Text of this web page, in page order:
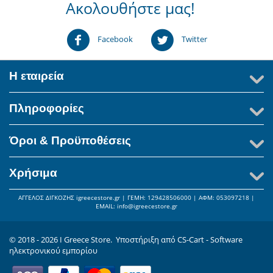
Ακολουθήστε μας!
Facebook Twitter
Η εταιρεία
Πληροφορίες
Όροι & Προϋποθέσεις
Χρήσιμα
ΑΓΓΕΛΟΣ ΔΙΓΚΟΖΗΣ igreecestore.gr | ΓΕΜΗ: 129428506000 | AΦΜ: 053097218 |
ΕΜΑIL: info@igreecestore.gr
© 2018 - 2026 I Greece Store. Υποστήριξη από CS-Cart - Software
ηλεκτρονικού εμπορίου